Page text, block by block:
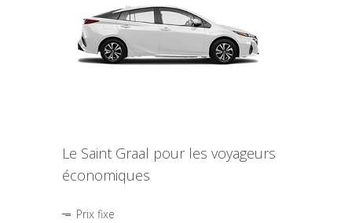
Le Saint Graal pour les voyageurs
économiques
Prix fixe